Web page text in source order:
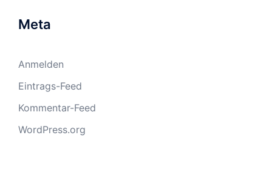
Meta
Anmelden
Eintrags-Feed
Kommentar-Feed
WordPress.org